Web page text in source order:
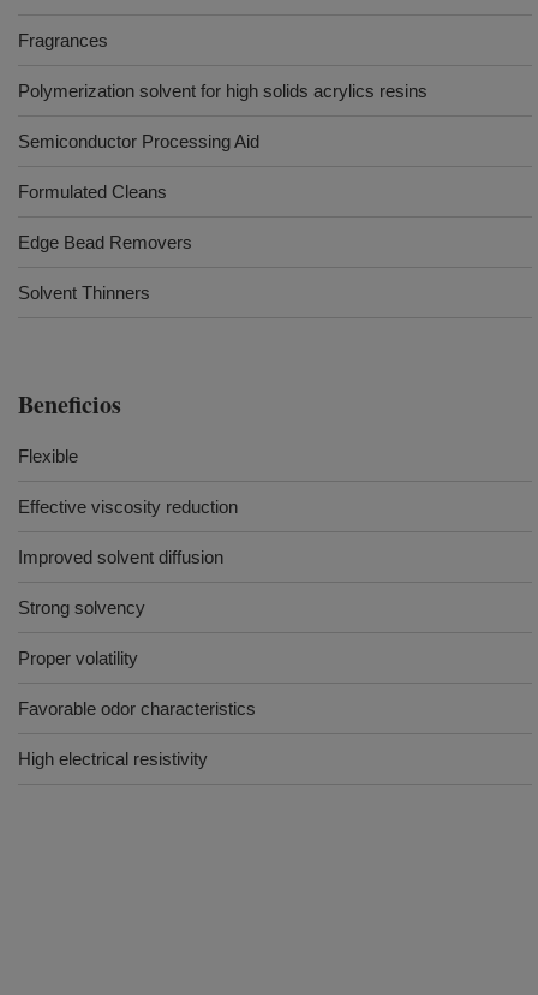
Fragrances
Polymerization solvent for high solids acrylics resins
Semiconductor Processing Aid
Formulated Cleans
Edge Bead Removers
Solvent Thinners
Beneficios
Flexible
Effective viscosity reduction
Improved solvent diffusion
Strong solvency
Proper volatility
Favorable odor characteristics
High electrical resistivity